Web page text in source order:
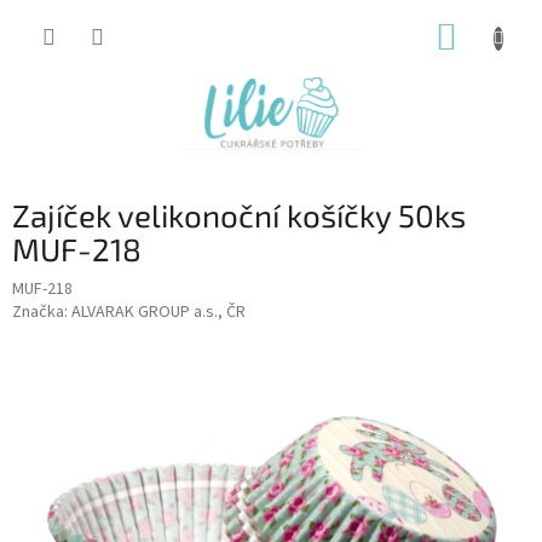
Zajíček velikonoční košíčky 50ks
MUF-218
MUF-218
Značka: ALVARAK GROUP a.s., ČR